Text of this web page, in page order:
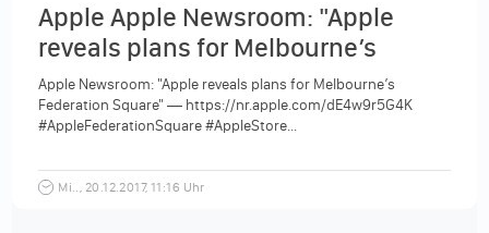
Apple Apple Newsroom: "Apple
reveals plans for Melbourne’s
Federation Square"
Apple Newsroom: "Apple reveals plans for Melbourne’s
Federation Square" — https://nr.apple.com/dE4w9r5G4K
#AppleFederationSquare #AppleStore...
Mi.., 20.12.2017, 11:16 Uhr